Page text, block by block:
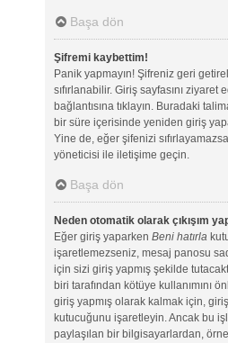
Başa dön
Şifremi kaybettim!
Panik yapmayın! Şifreniz geri
sıfırlanabilir. Giriş sayfasını ziyaret
bağlantısına tıklayın. Buradaki
bir süre içerisinde yeniden giriş
Yine de, eğer şifenizi
yöneticisi ile iletişime geçin.
Başa dön
Neden otomatik olarak çıkışım
Eğer giriş yaparken Beni hatırla
işaretlemezseniz, mesaj panosu
için sizi giriş yapmış şekilde
biri tarafından kötüye kullanımını
giriş yapmış olarak kalmak için, giriş
kutucuğunu işaretleyin. Ancak bu
paylaşılan bir bilgisayarlardan,